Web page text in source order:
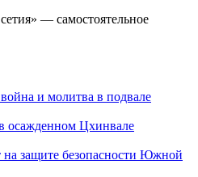
— самостоятельное
и молитва в подвале
осажденном Цхинвале
на защите безопасности Южной